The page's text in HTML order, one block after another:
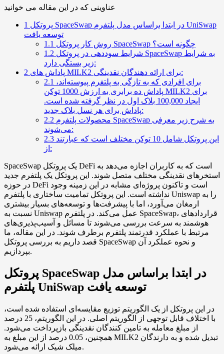
عناوینی که در این مقاله می خوانید
1
توسعه یافت
1.1
روش کار پروتکل SpaceSwap چگونه است؟
1.2
زیر بستگی دارد:
2
پاداش های MILK2 برای ارائه دهندگان نقدینگی:
2.1
پاداش ده برابری به ارزش 1000 توکن MILK2 برای
ایجاد 100,000 بلاک اول در نظر گرفته شده است.
پاداش برای هر نسل بلاک جدید:
2.2
می‌شوند:
2.3
از:
SpaceSwap یک پروتکل DeFi است که به کاربران اجازه می‌دهد به
استخرهای نقدینگی مختلف متصل شوند. این پروتکل یک پلتفرم جدید
در حوزه DeFi است و تاکنون پروژه‌ای مشابه در این زمینه وجود
نداشته است. این پروتکل تمامیت ساختاری با پلتفرم Uniswap را به
ارمغان می‌آورد، اما با پیشرفت‌ها و توسعه‌های بسیار بیشتری
نسبت به Uniswap عمل می‌کند. در پلتفرم SpaceSwap، قراردادهای
هوشمند به سرعت بررسی می‌شوند تا مسائل و آسیب‌پذیری‌های
مرتبط با عملکرد قدرتمند پلتفرم برطرف شوند. در این مقاله، ما
قصد داریم به بررسی پروتکل SpaceSwap و نحوه عملکرد آن
بپردازیم.
پروتکل SpaceSwap در ابتدا براساس مدل
پلتفرم UniSwap توسعه یافت
در این پروتکل از یک الگوریتم توزیع مقایسه‌ای استفاده شده است،
با اختلاف قابل توجهی از الگوریتم اصلی. در این الگوریتم، 25 درصد
از مبلغ معامله به تامین کنندگان نقدینگی بازپرداخت می‌شود.
همچنین، 0.05 درصد از این مبلغ به MILK2 تبدیل شده و به دارندگان
میلک شیک ارائه می‌شود.